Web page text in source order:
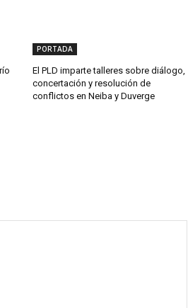
PORTADA
El PLD imparte talleres sobre diálogo,
concertación y resolución de
conflictos en Neiba y Duverge